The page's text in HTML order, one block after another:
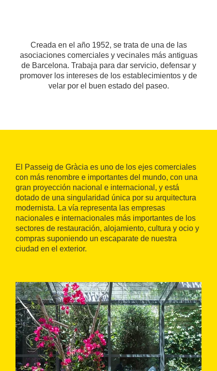
Creada en el año 1952, se trata de una de las
asociaciones comerciales y vecinales más antiguas
de Barcelona. Trabaja para dar servicio, defensar y
promover los intereses de los establecimientos y de
velar por el buen estado del paseo.
El Passeig de Gràcia es uno de los ejes comerciales
con más renombre e importantes del mundo, con una
gran proyección nacional e internacional, y está
dotado de una singularidad única por su arquitectura
modernista. La vía representa las empresas
nacionales e internacionales más importantes de los
sectores de restauración, alojamiento, cultura y ocio y
compras suponiendo un escaparate de nuestra
ciudad en el exterior.